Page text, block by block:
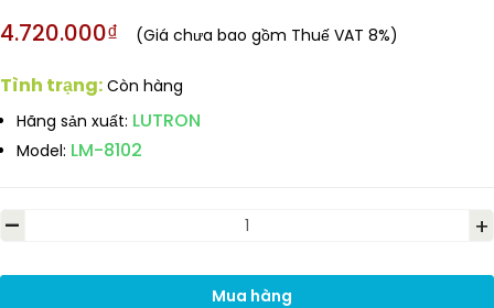
4.720.000₫ (Giá chưa bao gồm Thuế VAT 8%)
Tình trạng: Còn hàng
Hãng sản xuất: LUTRON
Model: LM-8102
- +
Mua hàng